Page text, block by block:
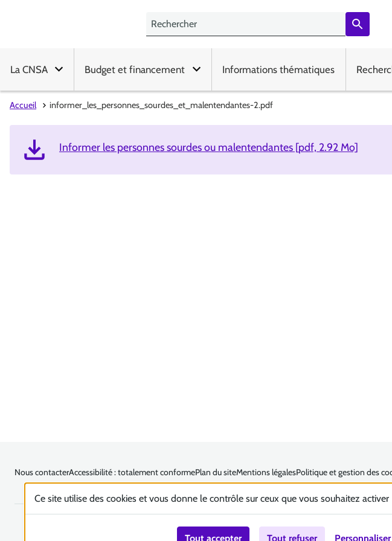
La CNSA Budget et financement Informations thématiques
Accueil informer_les_personnes_sourdes_et_malentendantes-2.pdf
Informer les personnes sourdes ou malentendantes [pdf, 2.92 Mo]
Nous contacterAccessibilité : totalement conformePlan du siteMentions légalesPolitique et gestion des
Ce site utilise des cookies et vous donne le contrôle sur ceux que vous souhaitez activer
Tout accepter Tout refuser Personnaliser